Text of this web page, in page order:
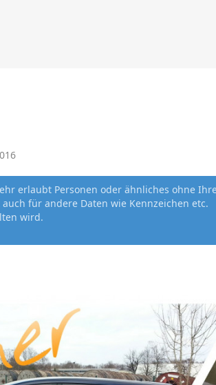
erlaubt Personen oder ähnliches ohne
für andere Daten wie Kennzeichen etc.
wird.